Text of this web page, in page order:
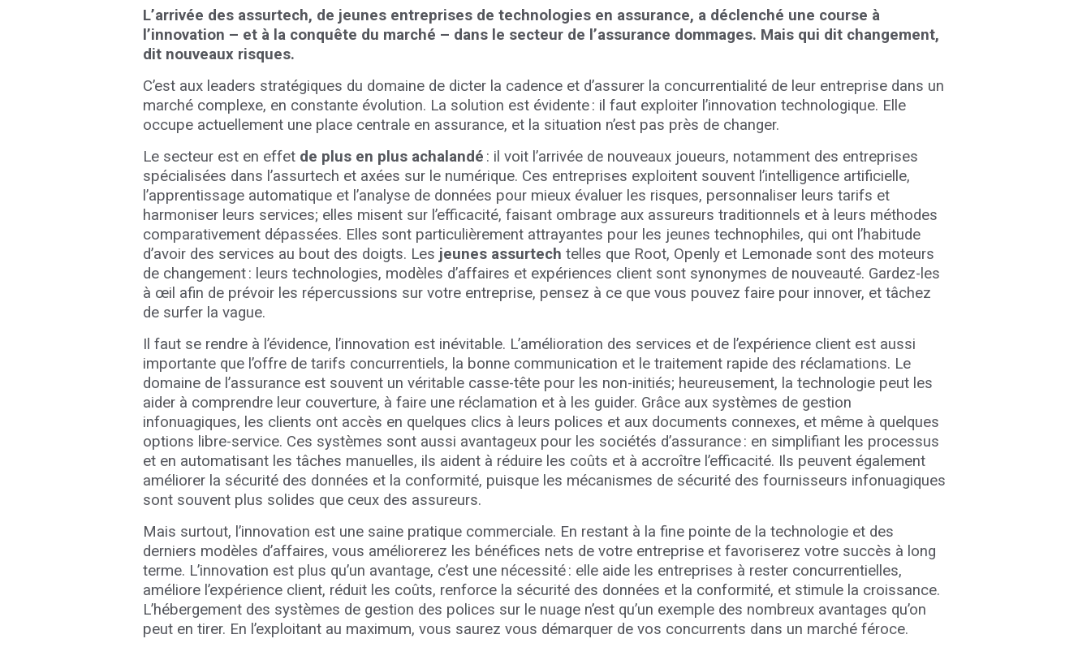
L’arrivée des assurtech, de jeunes entreprises de technologies en assurance, a déclenché une course à
l’innovation – et à la conquête du marché – dans le secteur de l’assurance dommages. Mais qui dit changement,
dit nouveaux risques.
C’est aux leaders stratégiques du domaine de dicter la cadence et d’assurer la concurrentialité de leur entreprise dans un
marché complexe, en constante évolution. La solution est évidente : il faut exploiter l’innovation technologique. Elle
occupe actuellement une place centrale en assurance, et la situation n’est pas près de changer.
Le secteur est en effet de plus en plus achalandé : il voit l’arrivée de nouveaux joueurs, notamment des entreprises
spécialisées dans l’assurtech et axées sur le numérique. Ces entreprises exploitent souvent l’intelligence artificielle,
l’apprentissage automatique et l’analyse de données pour mieux évaluer les risques, personnaliser leurs tarifs et
harmoniser leurs services; elles misent sur l’efficacité, faisant ombrage aux assureurs traditionnels et à leurs méthodes
comparativement dépassées. Elles sont particulièrement attrayantes pour les jeunes technophiles, qui ont l’habitude
d’avoir des services au bout des doigts. Les jeunes assurtech telles que Root, Openly et Lemonade sont des moteurs
de changement : leurs technologies, modèles d’affaires et expériences client sont synonymes de nouveauté. Gardez-les
à œil afin de prévoir les répercussions sur votre entreprise, pensez à ce que vous pouvez faire pour innover, et tâchez
de surfer la vague.
Il faut se rendre à l’évidence, l’innovation est inévitable. L’amélioration des services et de l’expérience client est aussi
importante que l’offre de tarifs concurrentiels, la bonne communication et le traitement rapide des réclamations. Le
domaine de l’assurance est souvent un véritable casse-tête pour les non-initiés; heureusement, la technologie peut les
aider à comprendre leur couverture, à faire une réclamation et à les guider. Grâce aux systèmes de gestion
infonuagiques, les clients ont accès en quelques clics à leurs polices et aux documents connexes, et même à quelques
options libre-service. Ces systèmes sont aussi avantageux pour les sociétés d’assurance : en simplifiant les processus
et en automatisant les tâches manuelles, ils aident à réduire les coûts et à accroître l’efficacité. Ils peuvent également
améliorer la sécurité des données et la conformité, puisque les mécanismes de sécurité des fournisseurs infonuagiques
sont souvent plus solides que ceux des assureurs.
Mais surtout, l’innovation est une saine pratique commerciale. En restant à la fine pointe de la technologie et des
derniers modèles d’affaires, vous améliorerez les bénéfices nets de votre entreprise et favoriserez votre succès à long
terme. L’innovation est plus qu’un avantage, c’est une nécessité : elle aide les entreprises à rester concurrentielles,
améliore l’expérience client, réduit les coûts, renforce la sécurité des données et la conformité, et stimule la croissance.
L’hébergement des systèmes de gestion des polices sur le nuage n’est qu’un exemple des nombreux avantages qu’on
peut en tirer. En l’exploitant au maximum, vous saurez vous démarquer de vos concurrents dans un marché féroce.